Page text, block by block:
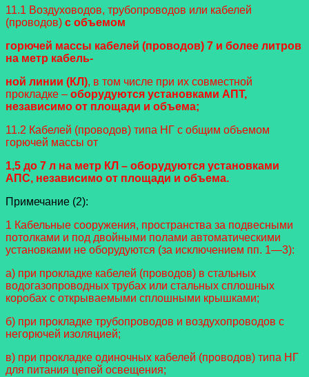
11.1 Воздуховодов, трубопроводов или кабелей
(проводов) с объемом
горючей массы кабелей (проводов) 7 и более литров
на метр кабель-
ной линии (КЛ), в том числе при их совместной
прокладке – оборудуются установками АПТ,
независимо от площади и объема;
11.2 Кабелей (проводов) типа НГ с общим объемом
горючей массы от
1,5 до 7 л на метр КЛ – оборудуются установками
АПС, независимо от площади и объема.
Примечание (2):
1 Кабельные сооружения, пространства за подвесными
потолками и под двойными полами автоматическими
установками не оборудуются (за исключением пп. 1—3):
а) при прокладке кабелей (проводов) в стальных
водогазопроводных трубах или стальных сплошных
коробах с открываемыми сплошными крышками;
б) при прокладке трубопроводов и воздухопроводов с
негорючей изоляцией;
в) при прокладке одиночных кабелей (проводов) типа НГ
для питания цепей освещения;